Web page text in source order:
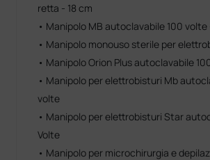
retta - 18 cm
• Manipolo MB autoclavabile 100 volte
• Manipolo monouso sterile per
• Manipolo Orion Plus autoclavabile
• Manipolo per elettrobisturi Mb
volte
• Manipolo per elettrobisturi Star
Volte
• Manipolo per microchirurgia e